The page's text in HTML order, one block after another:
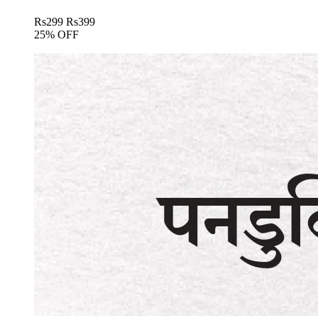
Rs299 Rs399
25% OFF